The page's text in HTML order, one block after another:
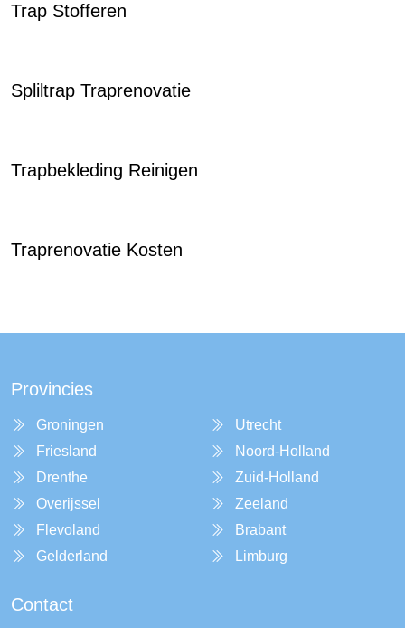
Trap Stofferen
Spliltrap Traprenovatie
Trapbekleding Reinigen
Traprenovatie Kosten
Provincies
Groningen
Friesland
Drenthe
Overijssel
Flevoland
Gelderland
Utrecht
Noord-Holland
Zuid-Holland
Zeeland
Brabant
Limburg
Contact